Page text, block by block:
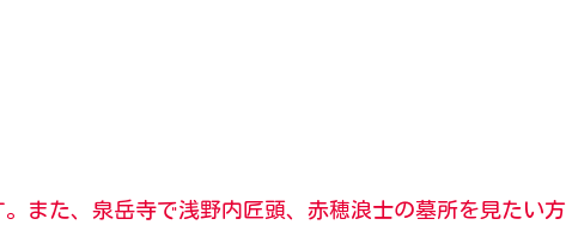
また、泉岳寺で浅野内匠頭、赤穂浪士の墓所を見たい方